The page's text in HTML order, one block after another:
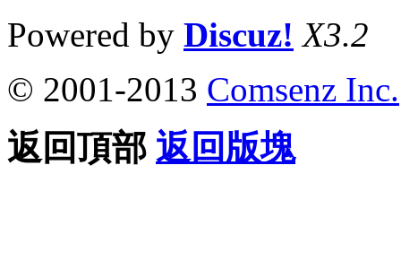
Powered by Discuz! X3.2
© 2001-2013 Comsenz Inc.
返回頂部 返回版塊